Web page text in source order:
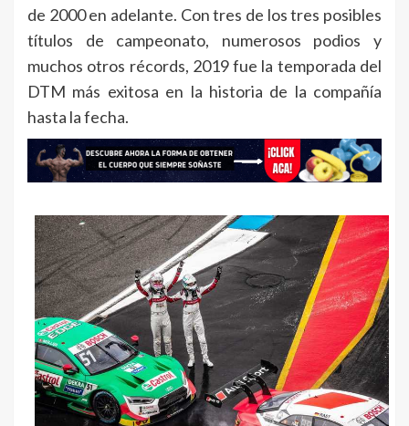
de 2000 en adelante. Con tres de los tres posibles
títulos de campeonato, numerosos podios y
muchos otros récords, 2019 fue la temporada del
DTM más exitosa en la historia de la compañía
hasta la fecha.